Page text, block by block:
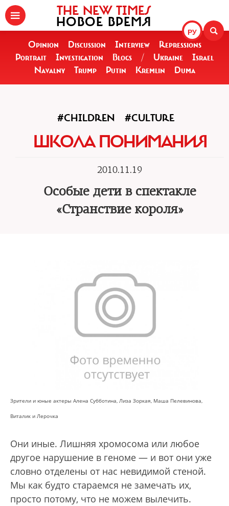
РУ
THE NEW TIMES
НОВОЕ ВРЕМЯ
Opinion Discussion Interview
Repressions
Portrait
Investigation Blogs / Ukraine
Israel
Navalny
Trump Putin Kremlin Duma
#CHILDREN #CULTURE
ШКОЛА ПОНИМАНИЯ
2010.11.19
Особые дети в спектакле
«Странствие короля»
Зрители и юные актеры Алена Субботина, Лиза Зоркая, Маша Пелевинова,
Виталик и Лерочка
Они иные. Лишняя хромосома или любое
другое нарушение в геноме — и вот они уже
словно отделены от нас невидимой стеной.
Мы как будто стараемся не замечать их,
просто потому, что не можем вылечить.